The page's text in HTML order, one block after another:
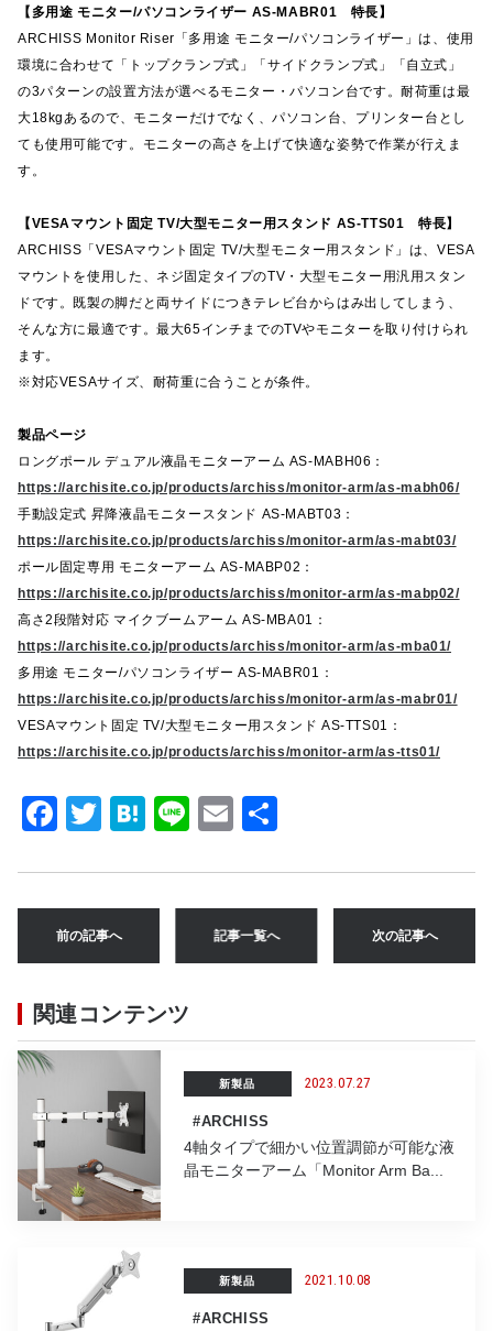
【多用途 モニター/パソコンライザー AS-MABR01 特長】
ARCHISS Monitor Riser「多用途 モニター/パソコンライザー」は、使用
環境に合わせて「トップクランプ式」「サイドクランプ式」「自立式」
の3パターンの設置方法が選べるモニター・パソコン台です。耐荷重は最
大18kgあるので、モニターだけでなく、パソコン台、プリンター台とし
ても使用可能です。モニターの高さを上げて快適な姿勢で作業が行えま
す。
【VESAマウント固定 TV/大型モニター用スタンド AS-TTS01 特長】
ARCHISS「VESAマウント固定 TV/大型モニター用スタンド」は、VESA
マウントを使用した、ネジ固定タイプのTV・大型モニター用汎用スタン
ドです。既製の脚だと両サイドにつきテレビ台からはみ出してしまう、
そんな方に最適です。最大65インチまでのTVやモニターを取り付けられ
ます。
※対応VESAサイズ、耐荷重に合うことが条件。
製品ページ
ロングポール デュアル液晶モニターアーム AS-MABH06：
https://archisite.co.jp/products/archiss/monitor-arm/as-mabh06/
手動設定式 昇降液晶モニタースタンド AS-MABT03：
https://archisite.co.jp/products/archiss/monitor-arm/as-mabt03/
ポール固定専用 モニターアーム AS-MABP02：
https://archisite.co.jp/products/archiss/monitor-arm/as-mabp02/
高さ2段階対応 マイクブームアーム AS-MBA01：
https://archisite.co.jp/products/archiss/monitor-arm/as-mba01/
多用途 モニター/パソコンライザー AS-MABR01：
https://archisite.co.jp/products/archiss/monitor-arm/as-mabr01/
VESAマウント固定 TV/大型モニター用スタンド AS-TTS01：
https://archisite.co.jp/products/archiss/monitor-arm/as-tts01/
F
c
e
b
o
k
T
it
te
r
H
e
n
a
Li
e
E
ai
l
前の記事へ 記事一覧へ 次の記事へ
関連コンテンツ
新製品 2023.07.27
#ARCHISS
4軸タイプで細かい位置調節が可能な液
晶モニターアーム「Monitor Arm Ba...
新製品 2021.10.08
#ARCHISS